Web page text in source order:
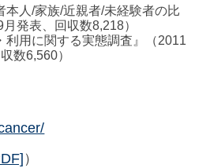
本人/家族/近親者/未経験者の比
発表、回収数8,218）
利用に関する実態調査』（2011
数6,560）
）